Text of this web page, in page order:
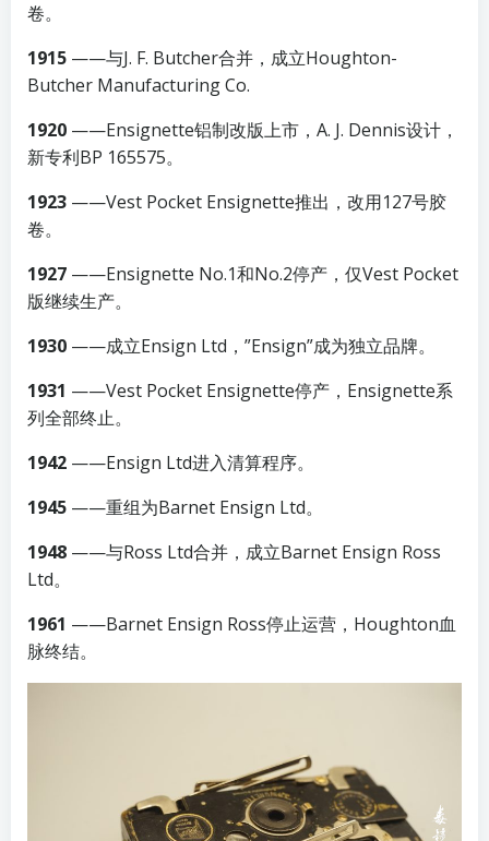
卷。
1915 ——与J. F. Butcher合并，成立Houghton-
Butcher Manufacturing Co.
1920 ——Ensignette铝制改版上市，A. J. Dennis设计，
新专利BP 165575。
1923 ——Vest Pocket Ensignette推出，改用127号胶
卷。
1927 ——Ensignette No.1和No.2停产，仅Vest Pocket
版继续生产。
1930 ——成立Ensign Ltd，”Ensign”成为独立品牌。
1931 ——Vest Pocket Ensignette停产，Ensignette系
列全部终止。
1942 ——Ensign Ltd进入清算程序。
1945 ——重组为Barnet Ensign Ltd。
1948 ——与Ross Ltd合并，成立Barnet Ensign Ross
Ltd。
1961 ——Barnet Ensign Ross停止运营，Houghton血
脉终结。